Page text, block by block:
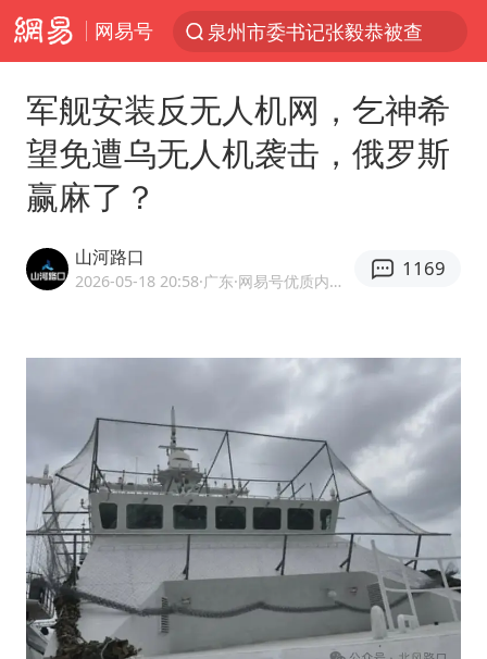
网易号
泉州市委书记张毅恭被查
台风白海豚已进入24小时警戒线
全球首个长时储能一体化产业园量产
四川宜宾市高县4.9级地震致1人死亡
名创优品回应女子吐槽内裤质量差
上海：台风白海豚或将带来龙卷风
出口禁令驱动有色板块大涨
百花奖开幕式
国防部：坚决反制任何闹海挑衅图谋
东航：国内客票提前14天免费退改
军舰安装反无人机网，乞神希
望免遭乌无人机袭击，俄罗斯
赢麻了？
山河路口
2026-05-18 20:58·广东 ·网易号优质内容创作者
1169